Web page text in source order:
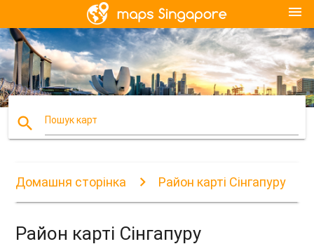
menu
search Пошук карт
Домашня сторінка Район карті Сінгапуру
Район карті Сінгапуру